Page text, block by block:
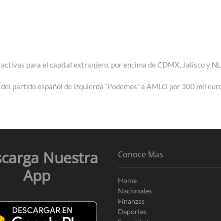
para el capital extranjero, por encima de CDMX, Jalisco y NL
partido español de izquierda “Podemos” a AMLO por 300 mil
Nuestra
App
Conoce Mas
Home
Nacionales
Finanzas
Deportes